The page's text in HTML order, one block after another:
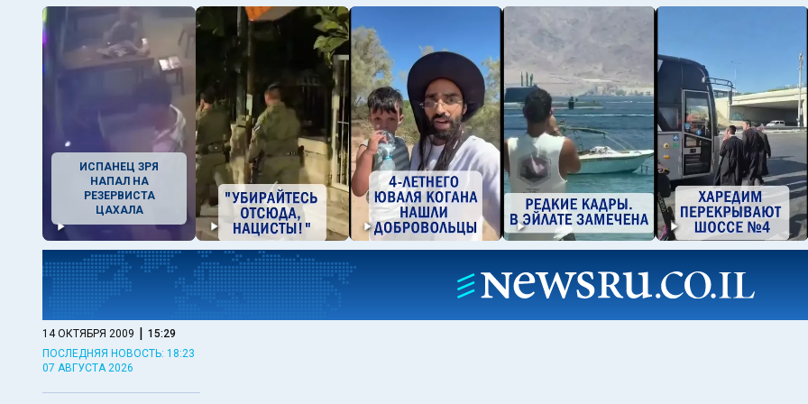
ИСПАНЕЦ ЗРЯ
НАПАЛ НА
РЕЗЕРВИСТА
ЦАХАЛА
14 ОКТЯБРЯ 2009 | 15:29
ПОСЛЕДНЯЯ НОВОСТЬ: 18:23
07 АВГУСТА 2026